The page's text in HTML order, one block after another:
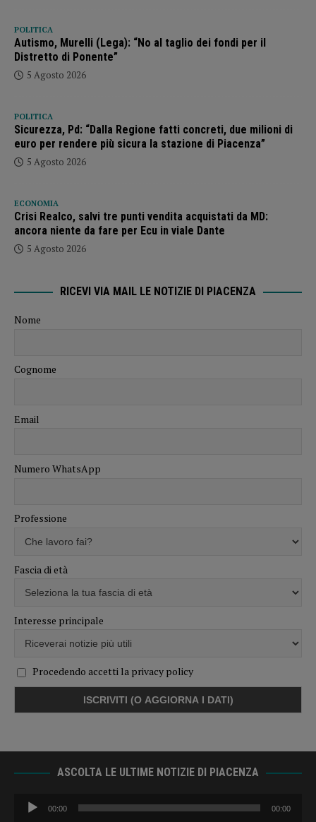
POLITICA
Autismo, Murelli (Lega): “No al taglio dei fondi per il
Distretto di Ponente”
5 Agosto 2026
POLITICA
Sicurezza, Pd: “Dalla Regione fatti concreti, due milioni di
euro per rendere più sicura la stazione di Piacenza”
5 Agosto 2026
ECONOMIA
Crisi Realco, salvi tre punti vendita acquistati da MD:
ancora niente da fare per Ecu in viale Dante
5 Agosto 2026
RICEVI VIA MAIL LE NOTIZIE DI PIACENZA
Nome
Cognome
Email
Numero WhatsApp
Professione
Fascia di età
Interesse principale
Procedendo accetti la privacy policy
ASCOLTA LE ULTIME NOTIZIE DI PIACENZA
Audio
Player
00:00 00:00